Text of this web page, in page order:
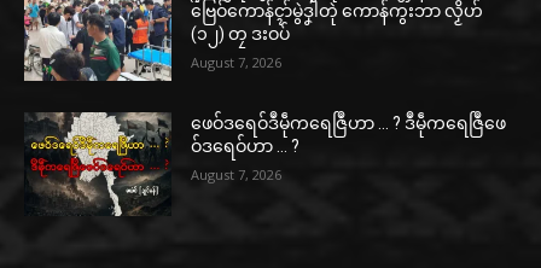
ဗြေဝ်ကောန်ၚာ်မွဲဒၞါဲတုဲ ကောန်ကွးဘာ လၟိဟ်
(၁၂) တၠ ဒးဝပ်
August 7, 2026
ဖေဝ်ဒရေဝ်ဒဳမဵုကရေဇြဳဟာ … ? ဒဳမဵုကရေဇြဳဖေ
ဝ်ဒရေဝ်ဟာ … ?
August 7, 2026